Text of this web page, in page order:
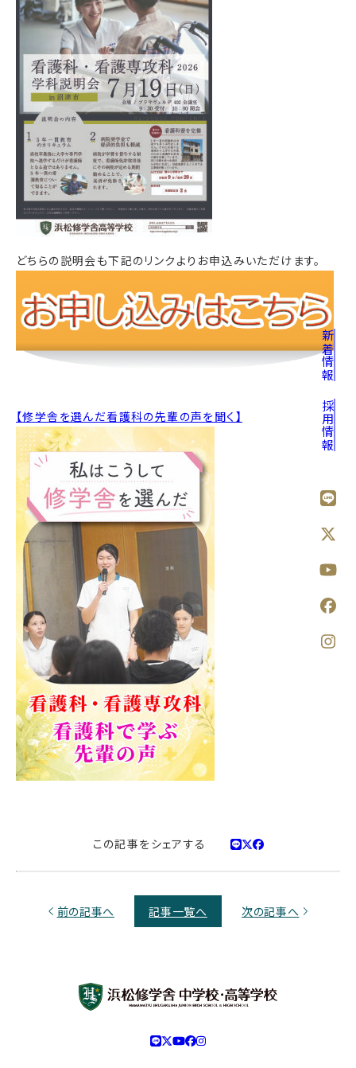
新着情報
採用情報
どちらの説明会も下記のリンクよりお申込みいただけます。
【修学舎を選んだ看護科の先輩の声を聞く】
この記事をシェアする
前の記事へ 記事一覧へ 次の記事へ